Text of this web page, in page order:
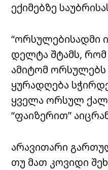
ექიმებზე
“ორსულებისადმი
დელტა შტამს,
ამიტომ
ყურადღება
ყველა ორსულ
“ფაიზერით”
არავითარი
თუ მათ კოვიდი